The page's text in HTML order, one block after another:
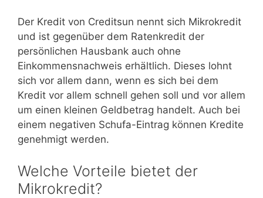
Der Kredit von Creditsun nennt sich Mikrokredit
und ist gegenüber dem Ratenkredit der
persönlichen Hausbank auch ohne
Einkommensnachweis erhältlich. Dieses lohnt
sich vor allem dann, wenn es sich bei dem
Kredit vor allem schnell gehen soll und vor allem
um einen kleinen Geldbetrag handelt. Auch bei
einem negativen Schufa-Eintrag können Kredite
genehmigt werden.
Welche Vorteile bietet der
Mikrokredit?